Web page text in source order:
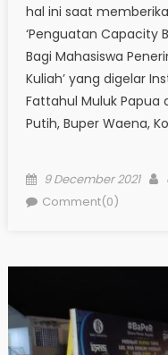
hal ini saat
‘Penguatan Capacity
Bagi Mahasiswa
Kuliah’ yang digelar
Fattahul Muluk Papua
Putih, Buper Waena,
Posted
on
9 December 2021
Comment(0)